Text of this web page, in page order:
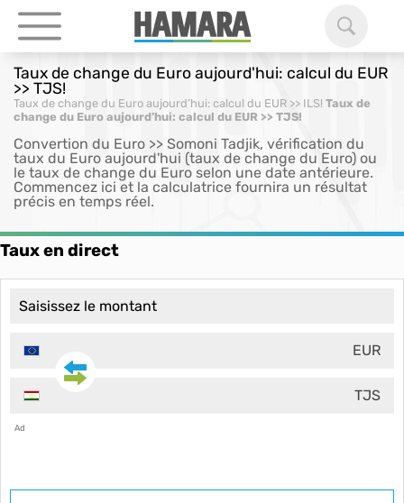
Taux de change du Euro aujourd'hui: calcul du EUR
>> TJS!
Taux de change du Euro aujourd’hui: calcul du EUR >> ILS! Taux de
change du Euro aujourd’hui: calcul du EUR >> TJS!
Convertion du Euro >> Somoni Tadjik, vérification du
taux du Euro aujourd'hui (taux de change du Euro) ou
le taux de change du Euro selon une date antérieure.
Commencez ici et la calculatrice fournira un résultat
précis en temps réel.
Taux en direct
EUR
TJS
Ad